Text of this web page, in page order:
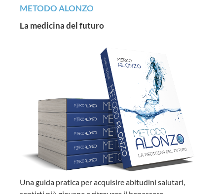
METODO ALONZO
La medicina del futuro
Una guida pratica per acquisire abitudini salutari,